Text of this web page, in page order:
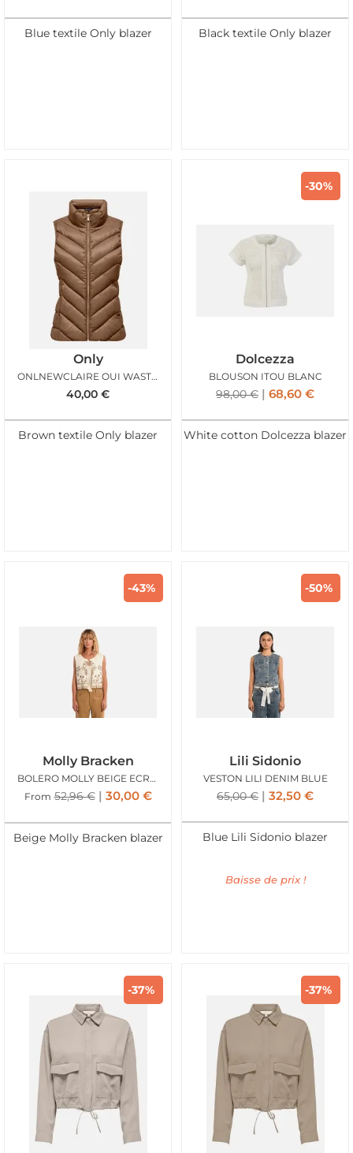
Blue textile Only blazer Black textile Only blazer
Only
ONLNEWCLAIRE OUI WASTCOAT COCOA CREAM
40,00 €
Brown textile Only blazer
-30%
Dolcezza
BLOUSON ITOU BLANC
98,00€ 68,60 €
White cotton Dolcezza blazer
-43%
Molly Bracken
BOLERO MOLLY BEIGE ECRU BRODEE
From 52,96€ 30,00 €
Beige Molly Bracken blazer
-50%
Lili Sidonio
VESTON LILI DENIM BLUE
65,00€ 32,50 €
Blue Lili Sidonio blazer
Baisse de prix !
-37% -37%